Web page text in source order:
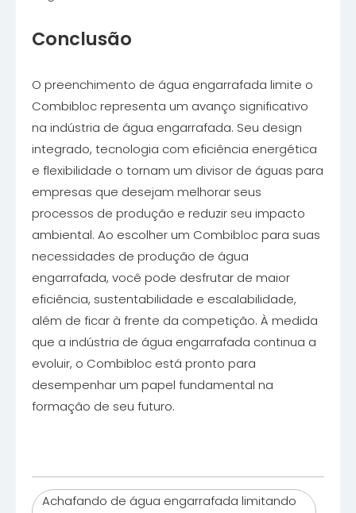
Conclusão
O preenchimento de água engarrafada limite o
Combibloc representa um avanço significativo
na indústria de água engarrafada. Seu design
integrado, tecnologia com eficiência energética
e flexibilidade o tornam um divisor de águas para
empresas que desejam melhorar seus
processos de produção e reduzir seu impacto
ambiental. Ao escolher um Combibloc para suas
necessidades de produção de água
engarrafada, você pode desfrutar de maior
eficiência, sustentabilidade e escalabilidade,
além de ficar à frente da competição. À medida
que a indústria de água engarrafada continua a
evoluir, o Combibloc está pronto para
desempenhar um papel fundamental na
formação de seu futuro.
Achafando de água engarrafada limitando